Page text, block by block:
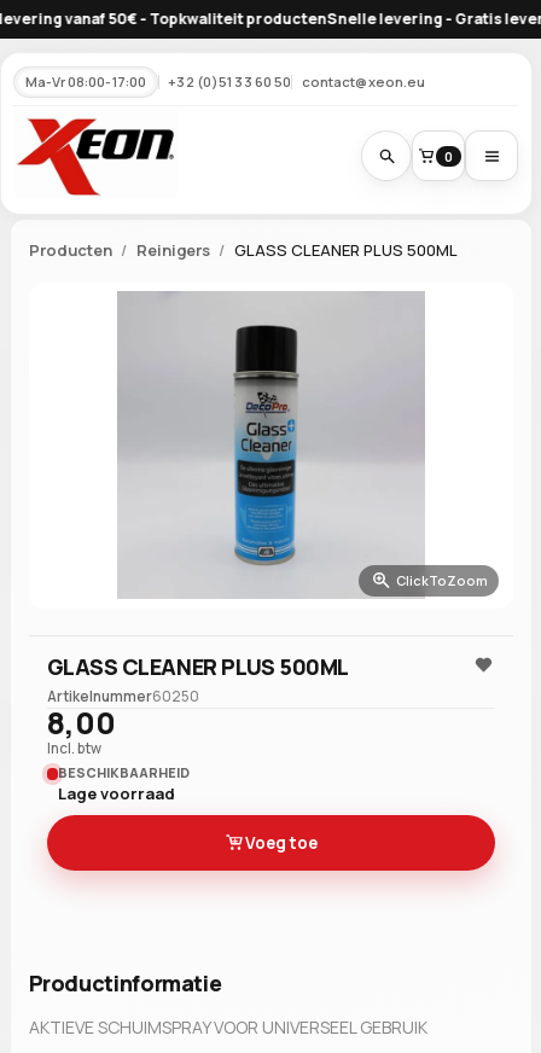
vanaf 50€ - Topkwaliteit productenSnelle levering - Gratis
Ma-Vr 08:00-17:00 +32 (0)51 33 60 50 contact@xeon.eu
0
Producten Reinigers GLASS CLEANER PLUS 500ML
ClickToZoom
GLASS CLEANER PLUS 500ML
Artikelnummer60250
8,00
Incl. btw
BESCHIKBAARHEID
Lage voorraad
Voeg toe
Productinformatie
AKTIEVE SCHUIMSPRAY VOOR UNIVERSEEL GEBRUIK